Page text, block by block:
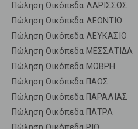
Πώληση Οικόπεδα ΛΑΡΙΣΣΟΣ
Πώληση Οικόπεδα ΛΕΟΝΤΙΟ
Πώληση Οικόπεδα ΛΕΥΚΑΣΙΟ
Πώληση Οικόπεδα ΜΕΣΣΑΤΙΔΑ
Πώληση Οικόπεδα ΜΟΒΡΗ
Πώληση Οικόπεδα ΠΑΟΣ
Πώληση Οικόπεδα ΠΑΡΑΛΙΑΣ
Πώληση Οικόπεδα ΠΑΤΡΑ